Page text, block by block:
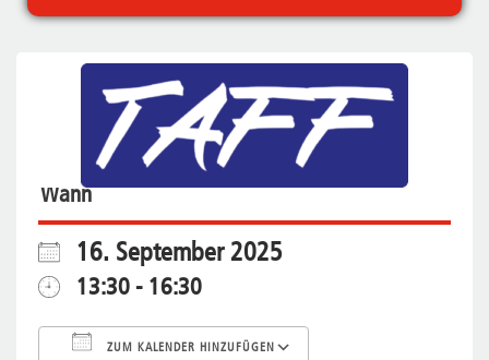
Wann
16. September 2025
13:30 - 16:30
ZUM KALENDER HINZUFÜGEN